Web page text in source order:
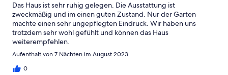
Das Haus ist sehr ruhig gelegen. Die Ausstattung ist
zweckmäßig und im einen guten Zustand. Nur der Garten
machte einen sehr ungepflegten Eindruck. Wir haben uns
trotzdem sehr wohl gefühlt und können das Haus
weiterempfehlen.
Aufenthalt von 7 Nächten im August 2023
0